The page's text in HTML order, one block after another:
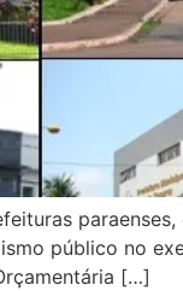
público no
[…]